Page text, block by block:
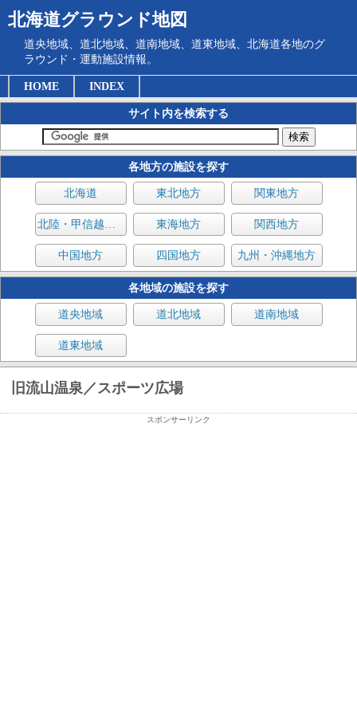
北海道グラウンド地図
道央地域、道北地域、道南地域、道東地域、北海道各地のグ
ラウンド・運動施設情報。
HOME INDEX
サイト内を検索する
各地方の施設を探す
北海道 東北地方 関東地方
北陸・甲信越地方 東海地方 関西地方
中国地方 四国地方 九州・沖縄地方
各地域の施設を探す
道央地域 道北地域 道南地域
道東地域
旧流山温泉／スポーツ広場
スポンサーリンク